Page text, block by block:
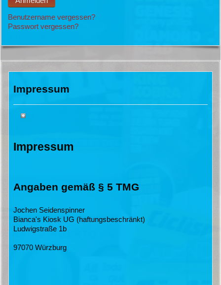
Benutzername vergessen?
Passwort vergessen?
Impressum
Impressum
Angaben gemäß § 5 TMG
Jochen Seidenspinner
Bianca's Kiosk UG (haftungsbeschränkt)
Ludwigstraße 1b
97070 Würzburg